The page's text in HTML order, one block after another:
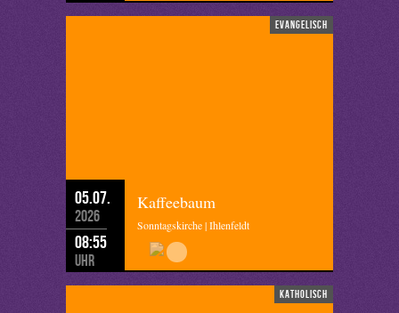
evangelisch
05.07.
2026
08:55
Uhr
Kaffeebaum
Sonntagskirche | Ihlenfeldt
katholisch